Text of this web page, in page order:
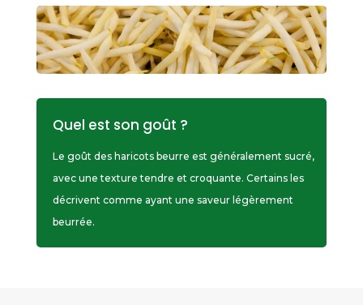
Quel est son goût ?
Le goût des haricots beurre est généralement sucré,
avec une texture tendre et croquante. Certains les
décrivent comme ayant une saveur légèrement
beurrée.